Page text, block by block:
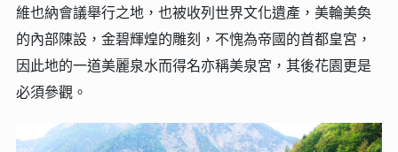
維也納會議舉行之地，也被收列世界文化遺產，美輪美奐
的內部陳設，金碧輝煌的雕刻，不愧為帝國的首都皇宮，
因此地的一道美麗泉水而得名亦稱美泉宮，其後花園更是
必須參觀。